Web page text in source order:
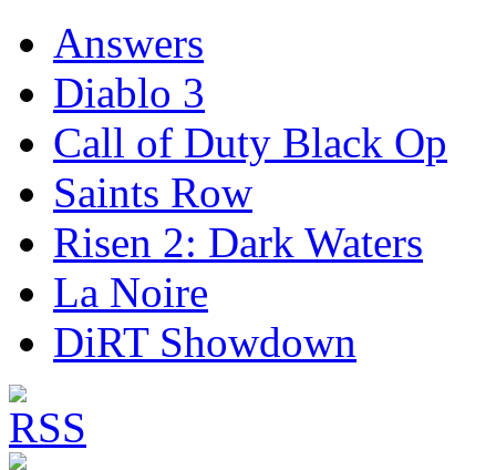
Answers
Diablo 3
Call of Duty Black Op
Saints Row
Risen 2: Dark Waters
La Noire
DiRT Showdown